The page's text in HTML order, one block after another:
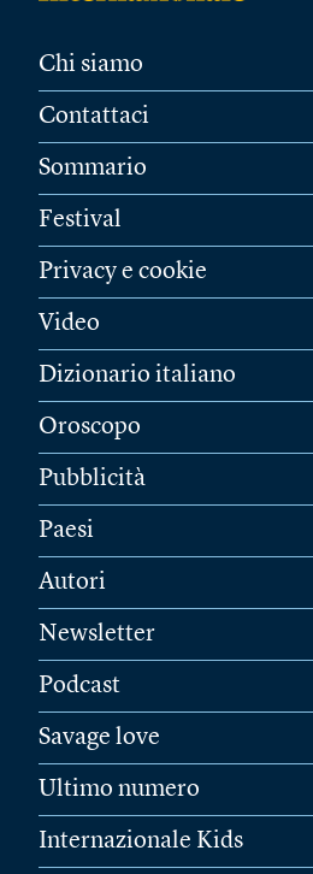
Chi siamo
Contattaci
Sommario
Festival
Privacy e cookie
Video
Dizionario italiano
Oroscopo
Pubblicità
Paesi
Autori
Newsletter
Podcast
Savage love
Ultimo numero
Internazionale Kids